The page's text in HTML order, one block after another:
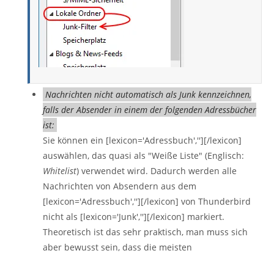
Nachrichten nicht automatisch als Junk kennzeichnen,
falls der Absender in einem der folgenden Adressbücher
ist:
Sie können ein [lexicon='Adressbuch',''][/lexicon]
auswählen, das quasi als "Weiße Liste" (Englisch:
Whitelist) verwendet wird. Dadurch werden alle
Nachrichten von Absendern aus dem
[lexicon='Adressbuch',''][/lexicon] von Thunderbird
nicht als [lexicon='Junk',''][/lexicon] markiert.
Theoretisch ist das sehr praktisch, man muss sich
aber bewusst sein, dass die meisten